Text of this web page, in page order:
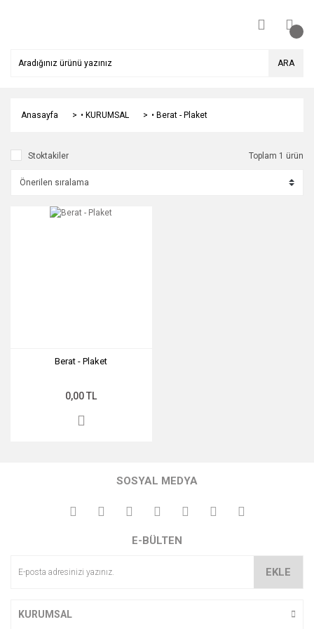
ARA
Anasayfa • KURUMSAL • Berat - Plaket
Stoktakiler Toplam 1 ürün
Berat - Plaket
0,00 TL
SOSYAL MEDYA
E-BÜLTEN
EKLE
KURUMSAL